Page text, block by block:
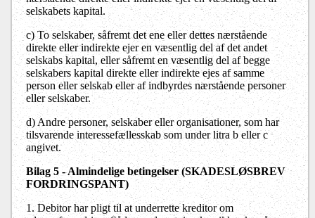
selskabets kapital.
c)To selskaber, såfremt det ene eller dettes nærstående
direkte eller indirekte ejer en væsentlig del af det andet
selskabs kapital, eller såfremt en væsentlig del af begge
selskabers kapital direkte eller indirekte ejes af samme
person eller selskab eller af indbyrdes nærstående personer
eller selskaber.
d)Andre personer, selskaber eller organisationer, som har
tilsvarende interessefællesskab som under litra b eller c
angivet.
Bilag 5 - Almindelige betingelser (SKADESLØSBREV
FORDRINGSPANT)
1. Debitor har pligt til at underrette kreditor om